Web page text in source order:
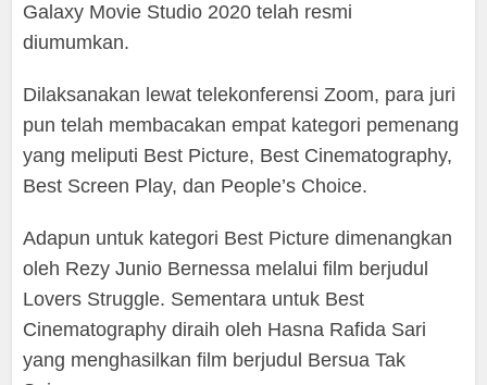
Galaxy Movie Studio 2020 telah resmi
diumumkan.
Dilaksanakan lewat telekonferensi Zoom, para juri
pun telah membacakan empat kategori pemenang
yang meliputi Best Picture, Best Cinematography,
Best Screen Play, dan People’s Choice.
Adapun untuk kategori Best Picture dimenangkan
oleh Rezy Junio Bernessa melalui film berjudul
Lovers Struggle. Sementara untuk Best
Cinematography diraih oleh Hasna Rafida Sari
yang menghasilkan film berjudul Bersua Tak